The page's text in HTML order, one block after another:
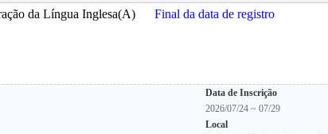
da Língua Inglesa(A)
Final da data de registro
Data de Inscrição
2026/07/24 ~ 07/29
Local